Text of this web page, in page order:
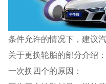
条件允许的情况下，建议
关于更换轮胎的部分介绍：
一次换四个的原因：